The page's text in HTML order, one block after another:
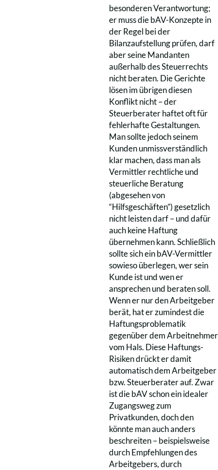
besonderen Verantwortung;
er muss die bAV-Konzepte in
der Regel bei der
Bilanzaufstellung prüfen, darf
aber seine Mandanten
außerhalb des Steuerrechts
nicht beraten. Die Gerichte
lösen im übrigen diesen
Konflikt nicht – der
Steuerberater haftet oft für
fehlerhafte Gestaltungen.
Man sollte jedoch seinem
Kunden unmissverständlich
klar machen, dass man als
Vermittler rechtliche und
steuerliche Beratung
(abgesehen von
“Hilfsgeschäften”) gesetzlich
nicht leisten darf – und dafür
auch keine Haftung
übernehmen kann. Schließlich
sollte sich ein bAV-Vermittler
sowieso überlegen, wer sein
Kunde ist und wen er
ansprechen und beraten soll.
Wenn er nur den Arbeitgeber
berät, hat er zumindest die
Haftungsproblematik
gegenüber dem Arbeitnehmer
vom Hals. Diese Haftungs-
Risiken drückt er damit
automatisch dem Arbeitgeber
bzw. Steuerberater auf. Zwar
ist die bAV schon ein idealer
Zugangsweg zum
Privatkunden, doch den
könnte man auch anders
beschreiten – beispielsweise
durch Empfehlungen des
Arbeitgebers, durch